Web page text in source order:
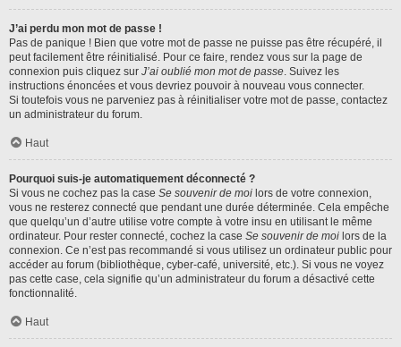
J’ai perdu mon mot de passe !
Pas de panique ! Bien que votre mot de passe ne puisse pas être récupéré, il
peut facilement être réinitialisé. Pour ce faire, rendez vous sur la page de
connexion puis cliquez sur J’ai oublié mon mot de passe. Suivez les
instructions énoncées et vous devriez pouvoir à nouveau vous connecter.
Si toutefois vous ne parveniez pas à réinitialiser votre mot de passe, contactez
un administrateur du forum.
Haut
Pourquoi suis-je automatiquement déconnecté ?
Si vous ne cochez pas la case Se souvenir de moi lors de votre connexion,
vous ne resterez connecté que pendant une durée déterminée. Cela empêche
que quelqu’un d’autre utilise votre compte à votre insu en utilisant le même
ordinateur. Pour rester connecté, cochez la case Se souvenir de moi lors de la
connexion. Ce n’est pas recommandé si vous utilisez un ordinateur public pour
accéder au forum (bibliothèque, cyber-café, université, etc.). Si vous ne voyez
pas cette case, cela signifie qu’un administrateur du forum a désactivé cette
fonctionnalité.
Haut